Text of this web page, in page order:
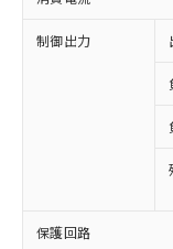
制御出力
保護回路ご利用
※1 対応
対応済
非含有に
対応予定
有に対応し